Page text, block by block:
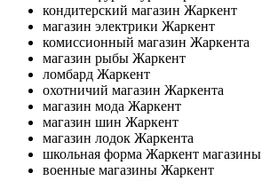
кондитерский магазин Жаркент
магазин электрики Жаркент
комиссионный магазин Жаркента
магазин рыбы Жаркент
ломбард Жаркент
охотничий магазин Жаркента
магазин мода Жаркент
магазин шин Жаркент
магазин лодок Жаркента
школьная форма Жаркент магазины
военные магазины Жаркент